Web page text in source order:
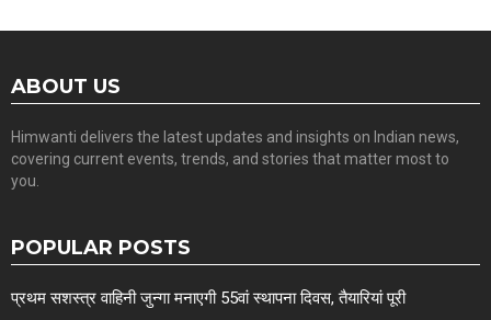
ABOUT US
Himwanti delivers the latest updates and insights on Indian news,
covering current events, trends, and stories that matter most to
you.
POPULAR POSTS
प्रथम सशस्त्र वाहिनी जुन्गा मनाएगी 55वां स्थापना दिवस, तैयारियां पूरी